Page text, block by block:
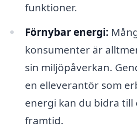
funktioner.
Förnybar energi:
konsumenter är
sin miljöpåverkan.
en elleverantör som
energi kan du bidra till
framtid.